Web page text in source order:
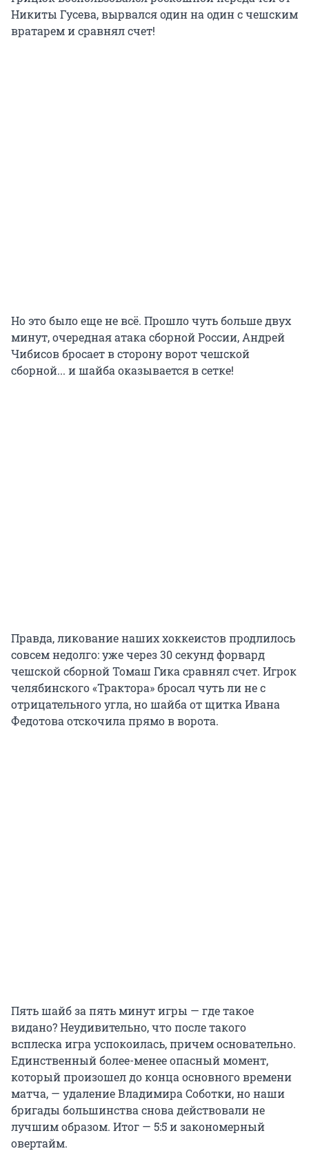
Никиты Гусева, вырвался один на один с чешским
вратарем и сравнял счет!
Но это было еще не всё. Прошло чуть больше двух
минут, очередная атака сборной России, Андрей
Чибисов бросает в сторону ворот чешской
сборной... и шайба оказывается в сетке!
Правда, ликование наших хоккеистов продлилось
совсем недолго: уже через 30 секунд форвард
чешской сборной Томаш Гика сравнял счет. Игрок
челябинского «Трактора» бросал чуть ли не с
отрицательного угла, но шайба от щитка Ивана
Федотова отскочила прямо в ворота.
Пять шайб за пять минут игры — где такое
видано? Неудивительно, что после такого
всплеска игра успокоилась, причем основательно.
Единственный более-менее опасный момент,
который произошел до конца основного времени
матча, — удаление Владимира Соботки, но наши
бригады большинства снова действовали не
лучшим образом. Итог — 5:5 и закономерный
овертайм.